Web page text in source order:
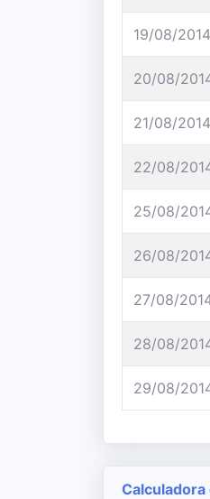
19/08/2014
20/08/
21/08/2014
22/08/
25/08/
26/08/
27/08/
28/08/
29/08/
Calculadora